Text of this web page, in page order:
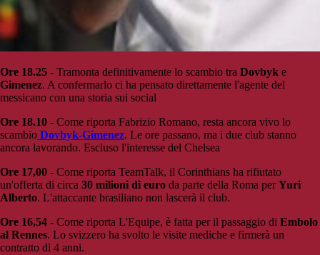
Ore 18.25 - Tramonta definitivamente lo scambio tra Dovbyk e
Gimenez. A confermarlo ci ha pensato direttamente l'agente del
messicano con una storia sui social
Ore 18.10 - Come riporta Fabrizio Romano, resta ancora vivo lo
scambio Dovbyk-Gimenez. Le ore passano, ma i due club stanno
ancora lavorando. Escluso l'interesse del Chelsea
Ore 17,00 - Come riporta TeamTalk, il Corinthians ha rifiutato
un'offerta di circa 30 milioni di euro da parte della Roma perYuri
Alberto. L'attaccante brasiliano non lascerà il club.
Ore 16,54 - Come riporta L'Equipe, è fatta per il passaggio di Embolo
al Rennes. Lo svizzero ha svolto le visite mediche e firmerà un
contratto di 4 anni.